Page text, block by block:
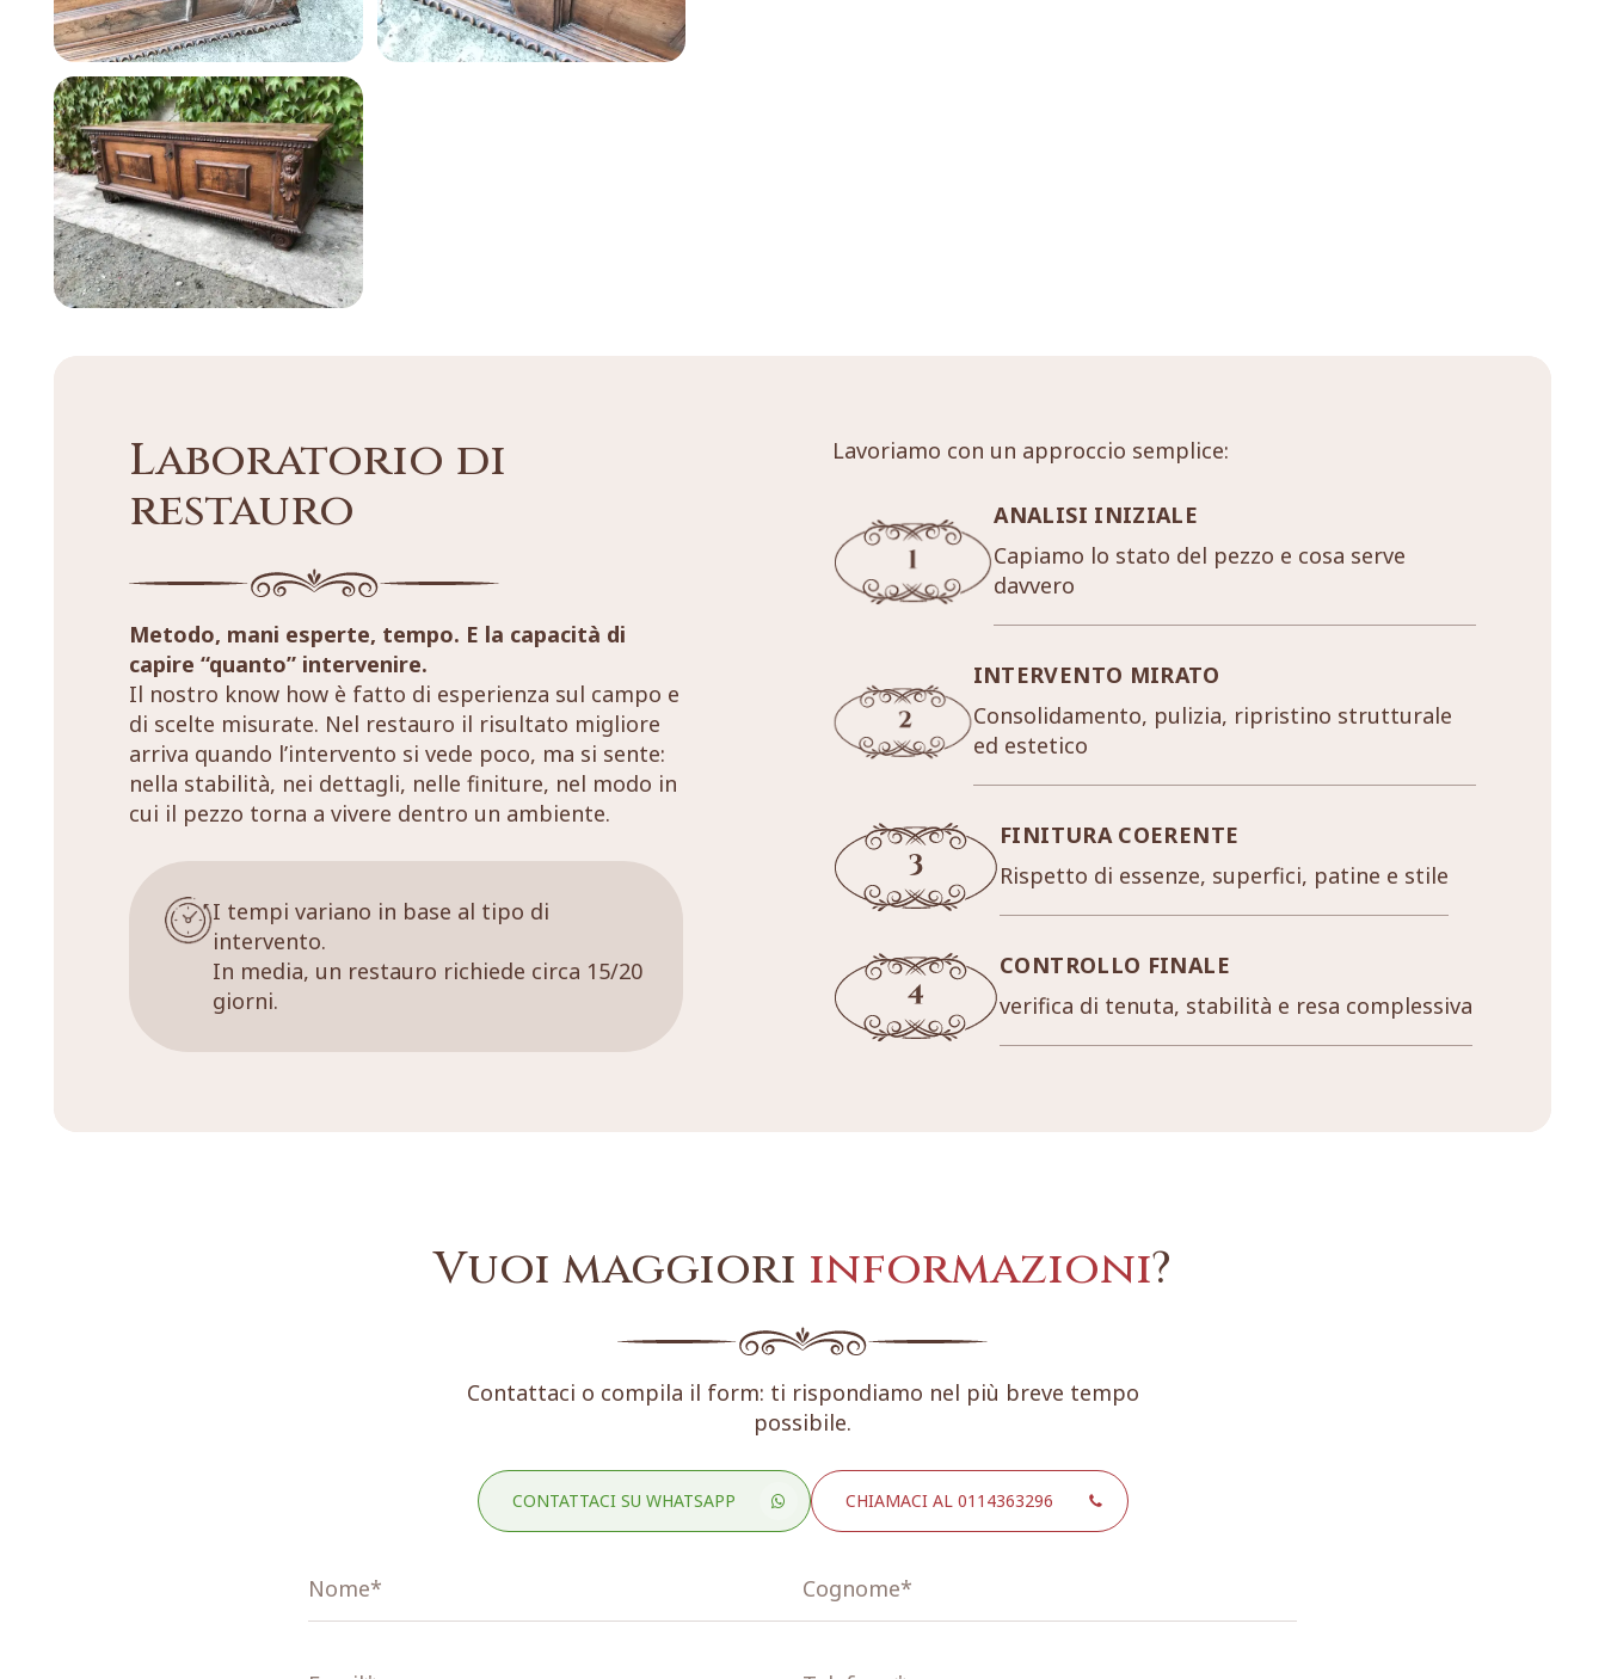
Laboratorio di
restauro
Metodo, mani esperte, tempo. E la capacità di
capire “quanto” intervenire.
Il nostro know how è fatto di esperienza sul campo e
di scelte misurate. Nel restauro il risultato migliore
arriva quando l’intervento si vede poco, ma si sente:
nella stabilità, nei dettagli, nelle finiture, nel modo in
cui il pezzo torna a vivere dentro un ambiente.
I tempi variano in base al tipo di
intervento.
In media, un restauro richiede circa 15/20
giorni.
Lavoriamo con un approccio semplice:
ANALISI INIZIALE
Capiamo lo stato del pezzo e cosa serve
davvero
INTERVENTO MIRATO
Consolidamento, pulizia, ripristino strutturale
ed estetico
FINITURA COERENTE
Rispetto di essenze, superfici, patine e stile
CONTROLLO FINALE
verifica di tenuta, stabilità e resa complessiva
Vuoi maggiori informazioni?
Contattaci o compila il form: ti rispondiamo nel più breve tempo
possibile.
CONTATTACI SU WHATSAPP CHIAMACI AL 0114363296